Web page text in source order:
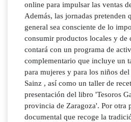
online para impulsar las ventas
Además, las jornadas pretenden
general sea consciente de lo
consumir productos locales y de
contará con un programa de
complementario que incluye un
para mujeres y para los niños
Sainz , así como un taller de
presentación del libro 'Tesoros
provincia de Zaragoza'. Por otra
documental que recoge la